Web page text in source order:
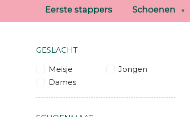
Eerste stappers Schoenen
GESLACHT
Meisje
Jongen
Dames